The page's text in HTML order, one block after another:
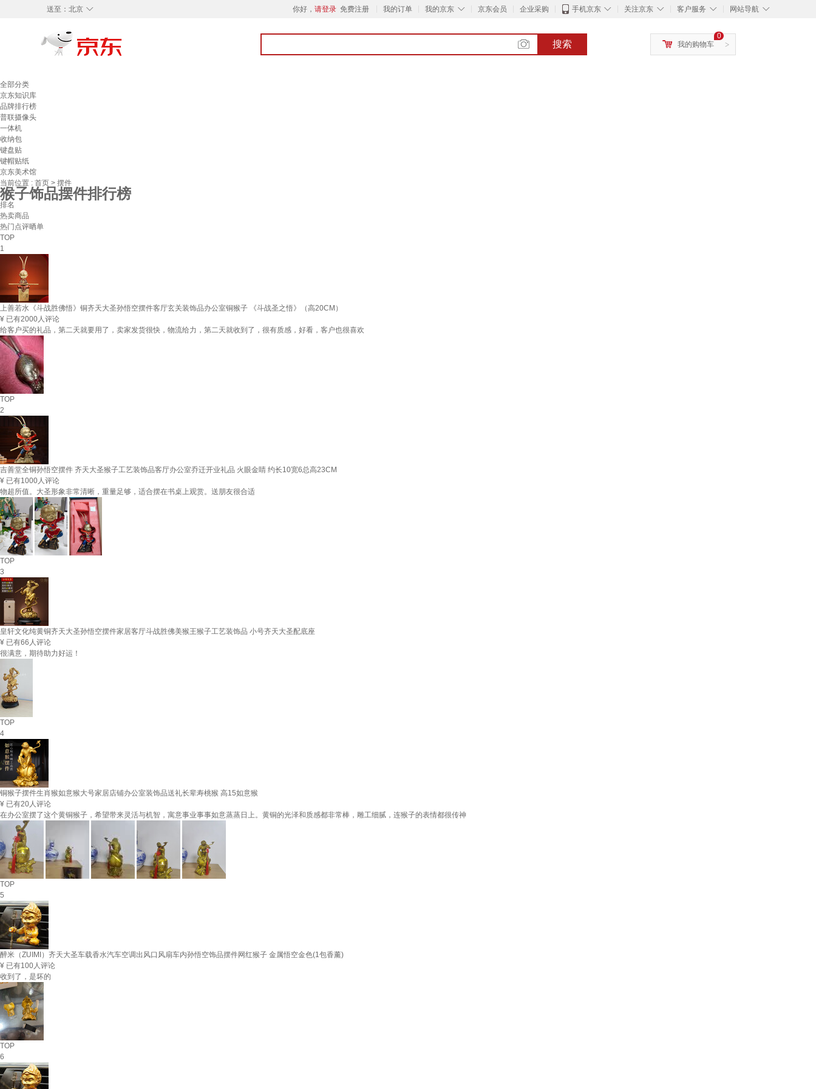
◇
送至： 北京 你好， 请登录 免费注册 我的订单 ◇
我的京东 京东会员 企业采购 ◇
手机京东 ◇
关注京东 ◇
客户服务 ◇
网站导航
搜索 >
0
我的购物车
全部分类
京东知识库
品牌排行榜
普联摄像头
一体机
收纳包
键盘贴
键帽贴纸
京东美术馆
当前位置 : 首页 > 摆件
猴子饰品摆件排行榜
排名
热卖商品
热门点评晒单
TOP
1
上善若水《斗战胜佛悟》铜齐天大圣孙悟空摆件客厅玄关装饰品办公室铜猴子 《斗战圣之悟》（高20CM）
¥ 已有2000人评论
给客户买的礼品，第二天就要用了，卖家发货很快，物流给力，第二天就收到了，很有质感，好看，客户也很喜欢
TOP
2
吉善堂全铜孙悟空摆件 齐天大圣猴子工艺装饰品客厅办公室乔迁开业礼品 火眼金睛 约长10宽6总高23CM
¥ 已有1000人评论
物超所值。大圣形象非常清晰，重量足够，适合摆在书桌上观赏。送朋友很合适
TOP
3
皇轩文化纯黄铜齐天大圣孙悟空摆件家居客厅斗战胜佛美猴王猴子工艺装饰品 小号齐天大圣配底座
¥ 已有66人评论
很满意，期待助力好运！
TOP
4
铜猴子摆件生肖猴如意猴大号家居店铺办公室装饰品送礼长辈寿桃猴 高15如意猴
¥ 已有20人评论
在办公室摆了这个黄铜猴子，希望带来灵活与机智，寓意事业事事如意蒸蒸日上。黄铜的光泽和质感都非常棒，雕工细腻，连猴子的表情都很传神
TOP
5
醉米（ZUIMI）齐天大圣车载香水汽车空调出风口风扇车内孙悟空饰品摆件网红猴子 金属悟空金色(1包香薰)
¥ 已有100人评论
收到了，是坏的
TOP
6